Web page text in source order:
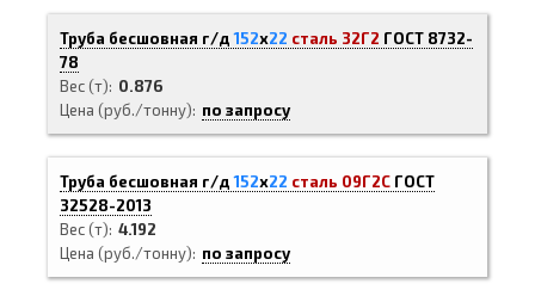
Труба бесшовная г/д152х22 сталь 32Г2 ГОСТ 8732-
78
Вес (т)
0.876
Цена (руб./тонну)
по запросу
Труба бесшовная г/д152х22 сталь 09Г2С ГОСТ
32528-2013
Вес (т) 4.192
Цена (руб./тонну)
по запросу